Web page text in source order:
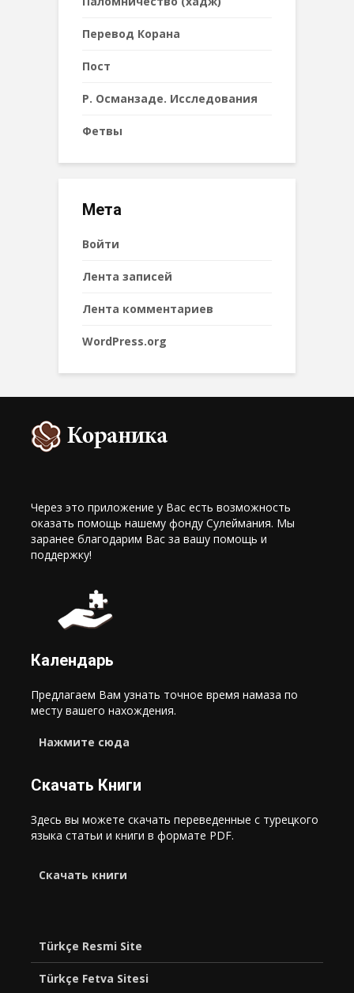
Перевод Корана
Пост
Р. Османзаде. Исследования
Фетвы
Мета
Войти
Лента записей
Лента комментариев
WordPress.org
Через это приложение у Вас есть возможность
оказать помощь нашему фонду Сулеймания. Мы
заранее благодарим Вас за вашу помощь и
поддержку!
Календарь
Предлагаем Вам узнать точное время намаза по
месту вашего нахождения.
Нажмите сюда
Скачать Книги
Здесь вы можете скачать переведенные с турецкого
языка статьи и книги в формате PDF.
Cкачать книги
Türkçe Resmi Site
Türkçe Fetva Sitesi